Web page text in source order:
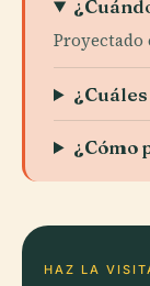
Proyectado
¿Cómo
HAZ LA